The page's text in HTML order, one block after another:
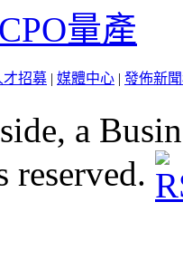
量產
才招募 | 媒體中心 | 發佈新
a